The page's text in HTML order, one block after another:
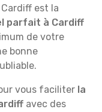
est la
parfait à Cardiff
de votre
bonne
vous faciliter la
avec des